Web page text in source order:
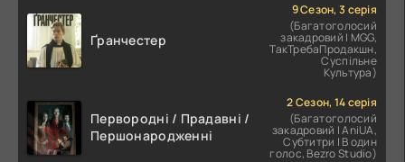
Ґранчестер
9 Сезон, 3 серія
(Багатоголосий
закадровий | MGG,
ТакТребаПродакшн,
Суспільне
Культура)
Первородні / Прадавні /
Першонародженні
2 Сезон, 14 серія
(Багатоголосий
закадровий | AniUA,
Субтитри | В один
голос, Bezro Studio)